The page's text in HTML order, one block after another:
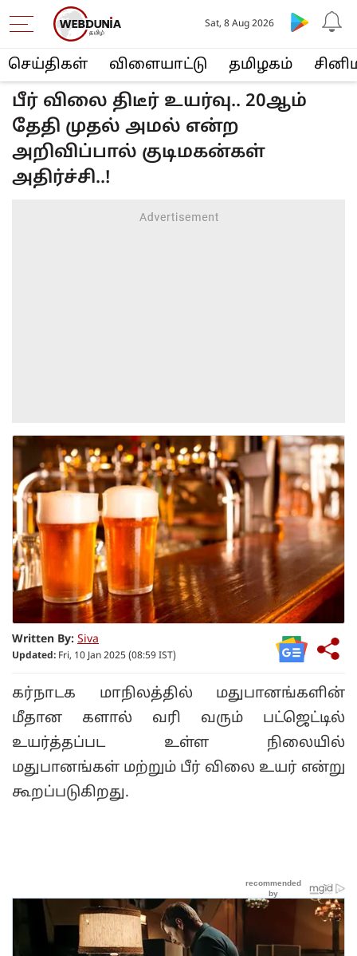
செய்திகள் விளையா‌ட்டு த‌மிழக‌ம்
Sat, 8 Aug 2026
பீர் விலை திடீர் உயர்வு.. 20ஆம்
தேதி முதல் அமல் என்ற
அறிவிப்பால் குடிமகன்கள்
அதிர்ச்சி..!
Written By: Siva
Updated: Fri, 10 Jan 2025 (08:59 IST)
கர்நாடக மாநிலத்தில் மதுபானங்களின்
மீதான களால் வரி வரும் பட்ஜெட்டில்
உயர்த்தப்பட உள்ள நிலையில்
மதுபானங்கள் மற்றும் பீர் விலை உயர் என்று
கூறப்படுகிறது.